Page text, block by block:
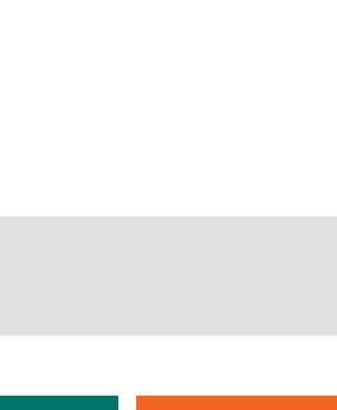
Managing Director,